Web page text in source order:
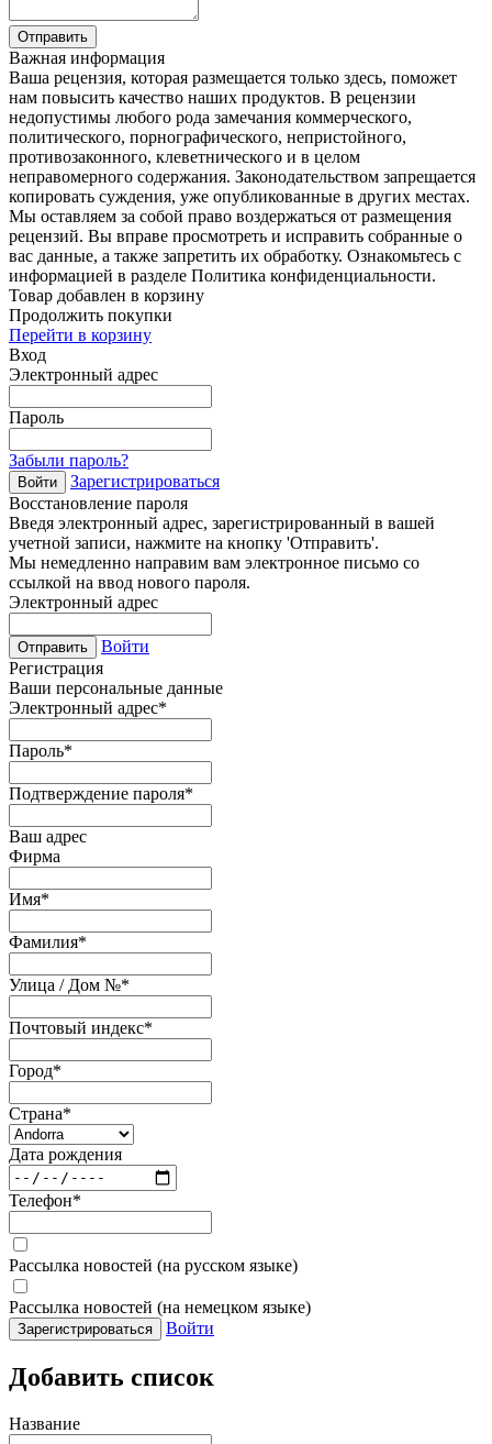
Отправить
Важная информация
Ваша рецензия, которая размещается только здесь, поможет
нам повысить качество наших продуктов. В рецензии
недопустимы любого рода замечания коммерческого,
политического, порнографического, непристойного,
противозаконного, клеветнического и в целом
неправомерного содержания. Законодательством запрещается
копировать суждения, уже опубликованные в других местах.
Мы оставляем за собой право воздержаться от размещения
рецензий. Вы вправе просмотреть и исправить собранные о
вас данные, а также запретить их обработку. Ознакомьтесь с
информацией в разделе Политика конфиденциальности.
Товар добавлен в корзину
Продолжить покупки
Перейти в корзину
Вход
Электронный адрес
Пароль
Забыли пароль?
Войти
Зарегистрироваться
Восстановление пароля
Введя электронный адрес, зарегистрированный в вашей
учетной записи, нажмите на кнопку 'Отправить'.
Мы немедленно направим вам электронное письмо со
ссылкой на ввод нового пароля.
Электронный адрес
Отправить
Войти
Регистрация
Ваши персональные данные
Электронный адрес*
Пароль*
Подтверждение пароля*
Ваш адрес
Фирма
Имя*
Фамилия*
Улица / Дом №*
Почтовый индекс*
Город*
Страна*
Дата рождения
Телефон*
Рассылка новостей (на русском языке)
Рассылка новостей (на немецком языке)
Зарегистрироваться Войти
Добавить список
Название